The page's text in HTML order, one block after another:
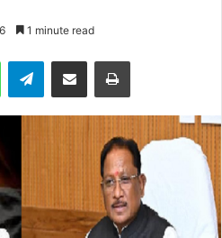
1 minute read
WhatsAppTelegramShare via Email Print